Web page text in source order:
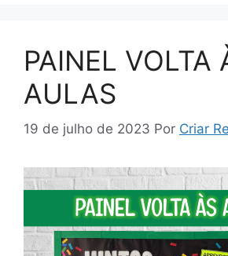
PAINEL VOLTA
AULAS
19 de julho de 2023 Por Criar